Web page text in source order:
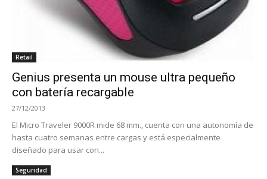
Retail
Genius presenta un mouse ultra pequeño
con batería recargable
27/12/2013
El Micro Traveler 9000R mide 68 mm., cuenta con una autonomía de
hasta cuatro semanas entre cargas y está especialmente
diseñado para usar con...
Seguridad